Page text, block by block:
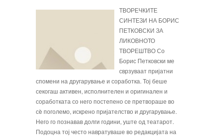
ТВОРЕЧКИТЕ
СИНТЕЗИ НА БОРИС
ПЕТКОВСКИ ЗА
ЛИКОВНОТО
ТВОРЕШТВО Со
Борис Петковски ме
сврзуваат пријатни
спо­мени на другарување и соработка. Тој беше
секогаш активен, исполнителен и оригинален и
соработката со него постепено се претвораше во
сè поголемо, искрено пријателство и другарување.
Него го познавав долги години, уште од театарот.
Подоцна тој често навратуваше во редакцијата на